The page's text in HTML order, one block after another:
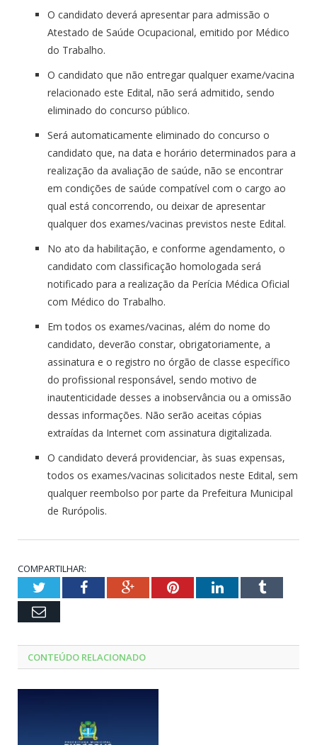
O candidato deverá apresentar para admissão o
Atestado de Saúde Ocupacional, emitido por Médico
do Trabalho.
O candidato que não entregar qualquer exame/vacina
relacionado este Edital, não será admitido, sendo
eliminado do concurso público.
Será automaticamente eliminado do concurso o
candidato que, na data e horário determinados para a
realização da avaliação de saúde, não se encontrar
em condições de saúde compatível com o cargo ao
qual está concorrendo, ou deixar de apresentar
qualquer dos exames/vacinas previstos neste Edital.
No ato da habilitação, e conforme agendamento, o
candidato com classificação homologada será
notificado para a realização da Perícia Médica Oficial
com Médico do Trabalho.
Em todos os exames/vacinas, além do nome do
candidato, deverão constar, obrigatoriamente, a
assinatura e o registro no órgão de classe específico
do profissional responsável, sendo motivo de
inautenticidade desses a inobservância ou a omissão
dessas informações. Não serão aceitas cópias
extraídas da Internet com assinatura digitalizada.
O candidato deverá providenciar, às suas expensas,
todos os exames/vacinas solicitados neste Edital, sem
qualquer reembolso por parte da Prefeitura Municipal
de Rurópolis.
COMPARTILHAR:
TwitterFacebookGoogle+PinterestLinkedInTumblr
Email
CONTEÚDO RELACIONADO